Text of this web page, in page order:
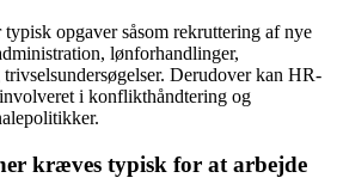
opgaver såsom rekruttering af nye
lønforhandlinger,
Derudover kan HR-
i konflikthåndtering og
kræves typisk for at arbejde